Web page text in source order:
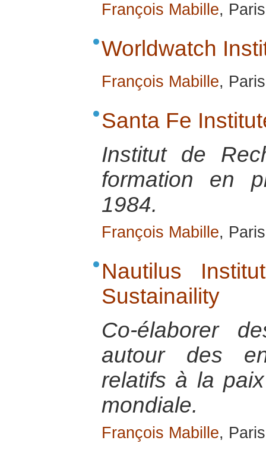
François Mabille,
Worldwatch
François Mabille,
Santa Fe
Institut de
formation en
1984.
François Mabille,
Nautilus
Sustainaility
Co-élaborer
autour des
relatifs à la
mondiale.
François Mabille,